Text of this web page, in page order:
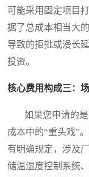
可能采用固定项目
据了总成本相当大
导致的拒批或漫长
投资。
核心费用构成三：
如果您申请的是
成本中的“重头戏”
有明确规定，涉及
储温湿度控制系统